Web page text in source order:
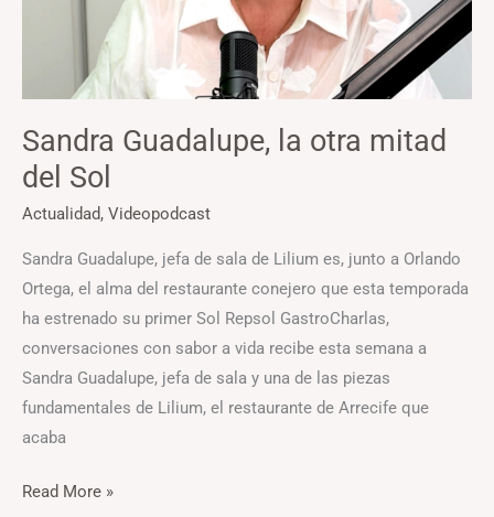
Sandra Guadalupe, la otra mitad
del Sol
Actualidad, Videopodcast
Sandra Guadalupe, jefa de sala de Lilium es, junto a Orlando
Ortega, el alma del restaurante conejero que esta temporada
ha estrenado su primer Sol Repsol GastroCharlas,
conversaciones con sabor a vida recibe esta semana a
Sandra Guadalupe, jefa de sala y una de las piezas
fundamentales de Lilium, el restaurante de Arrecife que
acaba
Read More »